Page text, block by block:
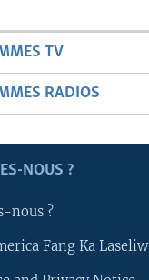
TV
RADIOS
NOUS ?
nous ?
Fang Ka Laseliw